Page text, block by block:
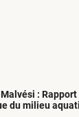
Malvési :
du milieu